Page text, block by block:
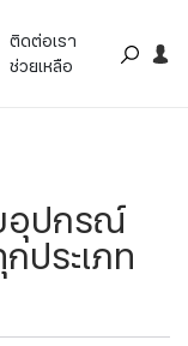
ติดต่อเรา
ช่วยเหลือ
อุปกรณ์
ประเภท